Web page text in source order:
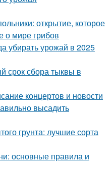
открытие, которое
о мире грибов
убирать урожай в 2025
срок сбора тыквы в
концертов и новости
высадить
грунта: лучшие сорта
основные правила и